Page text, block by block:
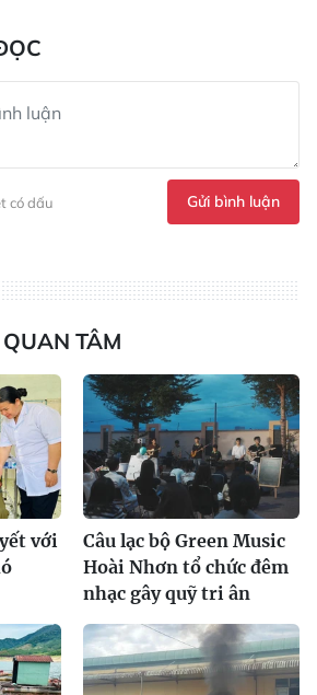
có dấu Gửi bình luận
TÂM
với
Câu lạc bộ Green Music
Hoài Nhơn tổ chức đêm
nhạc gây quỹ tri ân